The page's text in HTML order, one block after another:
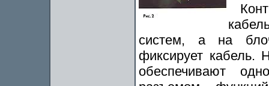
систем, а на
фиксирует кабель.
обеспечивают